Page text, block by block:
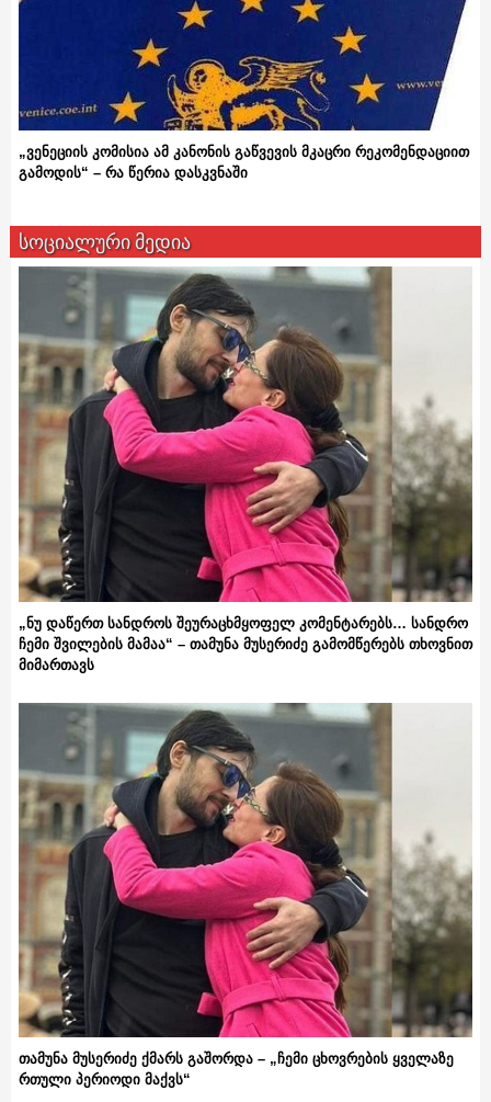
„ვენეციის კომისია ამ კანონის გაწვევის მკაცრი რეკომენდაციით
გამოდის“ – რა წერია დასკვნაში
სოციალური მედია
„ნუ დაწერთ სანდროს შეურაცხმყოფელ კომენტარებს… სანდრო
ჩემი შვილების მამაა“ – თამუნა მუსერიძე გამომწერებს თხოვნით
მიმართავს
თამუნა მუსერიძე ქმარს გაშორდა – „ჩემი ცხოვრების ყველაზე
რთული პერიოდი მაქვს“